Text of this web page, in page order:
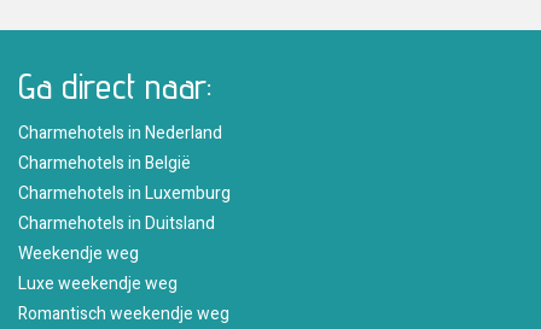
Ga direct naar:
Charmehotels in Nederland
Charmehotels in België
Charmehotels in Luxemburg
Charmehotels in Duitsland
Weekendje weg
Luxe weekendje weg
Romantisch weekendje weg